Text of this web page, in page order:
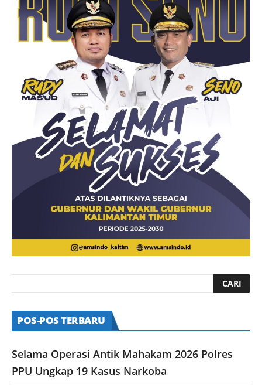
POS-POS TERBARU
Selama Operasi Antik Mahakam 2026 Polres
PPU Ungkap 19 Kasus Narkoba